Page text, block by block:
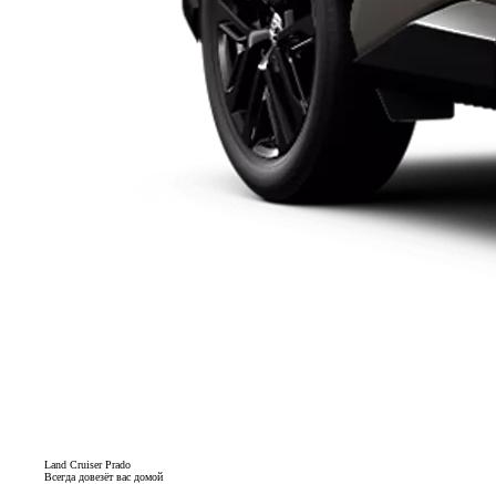
Land Cruiser Prado
Всегда довезёт вас домой